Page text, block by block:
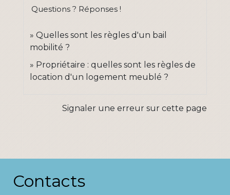
Questions ? Réponses !
Quelles sont les règles d'un bail
mobilité ?
Propriétaire : quelles sont les règles de
location d'un logement meublé ?
Signaler une erreur sur cette page
Contacts